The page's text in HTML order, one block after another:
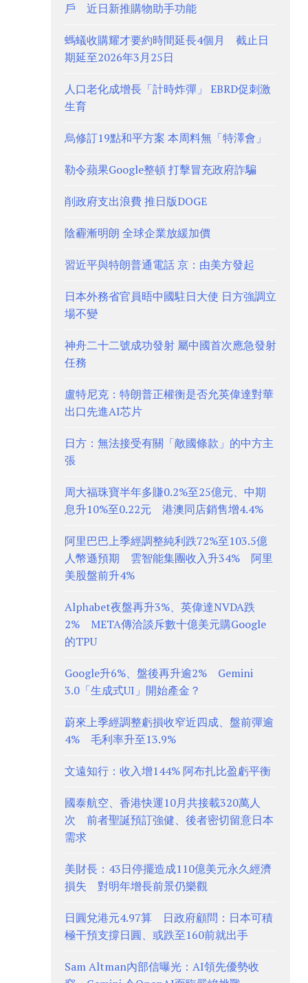
戶 近日新推購物助手功能
螞蟻收購耀才要約時間延長4個月 截止日
期延至2026年3月25日
人口老化成增長「計時炸彈」 EBRD促刺激
生育
烏修訂19點和平方案 本周料無「特澤會」
勒令蘋果Google整頓 打擊冒充政府詐騙
削政府支出浪費 推日版DOGE
陰霾漸明朗 全球企業放緩加價
習近平與特朗普通電話 京：由美方發起
日本外務省官員晤中國駐日大使 日方強調立
場不變
神舟二十二號成功發射 屬中國首次應急發射
任務
盧特尼克：特朗普正權衡是否允英偉達對華
出口先進AI芯片
日方：無法接受有關「敵國條款」的中方主
張
周大福珠寶半年多賺0.2%至25億元、中期
息升10%至0.22元 港澳同店銷售增4.4%
阿里巴巴上季經調整純利跌72%至103.5億
人幣遜預期 雲智能集團收入升34% 阿里
美股盤前升4%
Alphabet夜盤再升3%、英偉達NVDA跌
2% META傳洽談斥數十億美元購Google
的TPU
Google升6%、盤後再升逾2% Gemini
3.0「生成式UI」開始產金？
蔚來上季經調整虧損收窄近四成、盤前彈逾
4% 毛利率升至13.9%
文遠知行：收入增144% 阿布扎比盈虧平衡
國泰航空、香港快運10月共接載320萬人
次 前者聖誕預訂強健、後者密切留意日本
需求
美財長：43日停擺造成110億美元永久經濟
損失 對明年增長前景仍樂觀
日圓兌港元4.97算 日政府顧問：日本可積
極干預支撐日圓、或跌至160前就出手
Sam Altman內部信曝光：AI領先優勢收